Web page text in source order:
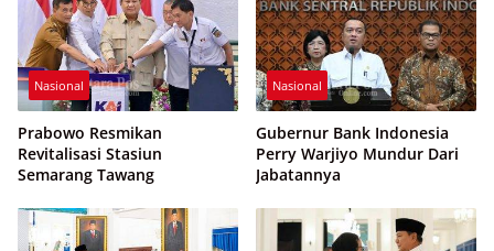
Nasional
Prabowo Resmikan
Revitalisasi Stasiun
Semarang Tawang
Nasional
Gubernur Bank Indonesia
Perry Warjiyo Mundur Dari
Jabatannya